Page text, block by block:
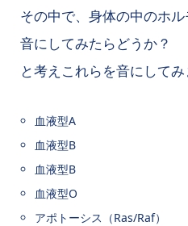
その中で、身体の中のホ
音にしてみたらどうか？
と考えこれらを音にしてみ
血液型A
血液型B
血液型B
血液型O
アポトーシス（Ras/Raf）